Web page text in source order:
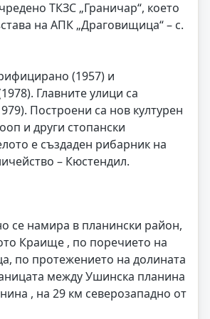
ТКЗС „Граничар“, което
на АПК „Драговищица“ – с.
(1957) и
Главните улици са
Построени са нов културен
и други стопански
е създаден рибарник на
– Кюстендил.
се намира в планински район,
Краище , по поречието на
по протежението на долината
между Ушинска планина
, на 29 км северозападно от